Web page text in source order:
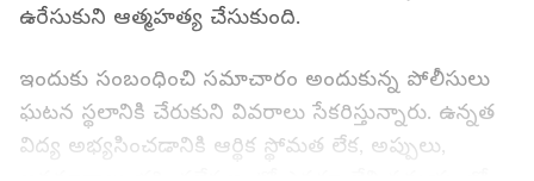
ఉరేసుకుని ఆత్మహత్య చేసుకుంది.
ఇందుకు సంబంధించి సమాచారం అందుకున్న పోలీసులు
ఘటన స్థలానికి చేరుకుని వివరాలు సేకరిస్తున్నారు. ఉన్నత
విద్య అభ్యసించడానికి ఆర్థిక స్థోమత లేక, అప్పులు,